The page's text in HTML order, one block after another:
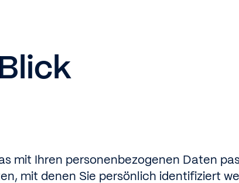
mit Ihren personenbezogenen Daten
mit denen Sie persönlich identifiziert